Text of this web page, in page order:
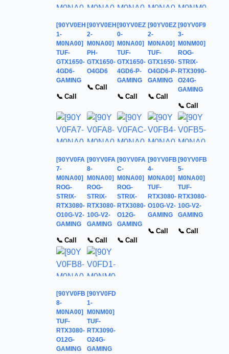
[90YV0EH
1-
M0NA00]
TUF-
GTX1650-
4GD6-
GAMING
📞 Call
[90YV0EH
2-
M0NA00]
PH-
GTX1650-
O4GD6
📞 Call
[90YV0EZ
0-
M0NA00]
TUF-
GTX1650-
4GD6-P-
GAMING
📞 Call
[90YV0EZ
2-
M0NA00]
TUF-
GTX1650-
O4GD6-P-
GAMING
📞 Call
[90YV0F9
3-
M0NM00]
ROG-
STRIX-
RTX3090-
O24G-
GAMING
📞 Call
[90YV0FA
7-
M0NA00]
ROG-
STRIX-
RTX3080-
O10G-V2-
GAMING
📞 Call
[90YV0FA
8-
M0NA00]
ROG-
STRIX-
RTX3080-
10G-V2-
GAMING
📞 Call
[90YV0FA
C-
M0NA00]
ROG-
STRIX-
RTX3080-
O12G-
GAMING
📞 Call
[90YV0FB
4-
M0NA00]
TUF-
RTX3080-
O10G-V2-
GAMING
📞 Call
[90YV0FB
5-
M0NA00]
TUF-
RTX3080-
10G-V2-
GAMING
📞 Call
[90YV0FB
8-
M0NA00]
TUF-
RTX3080-
O12G-
GAMING
[90YV0FD
1-
M0NM00]
TUF-
RTX3090-
O24G-
GAMING